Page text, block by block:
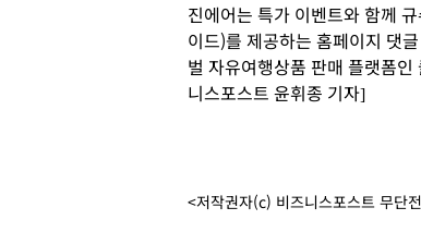
진에어는 특가 이벤트와 함께
이드)를 제공하는 홈페이지 댓
벌 자유여행상품 판매 플랫폼
니스포스트 윤휘종 기자]
<저작권자(c) 비즈니스포스트 무단